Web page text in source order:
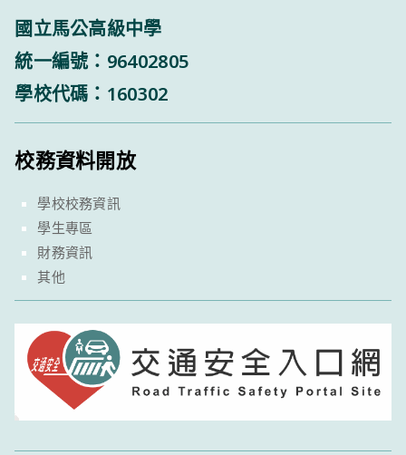
國立馬公高級中學
統一編號：96402805
學校代碼：160302
校務資料開放
學校校務資訊
學生專區
財務資訊
其他